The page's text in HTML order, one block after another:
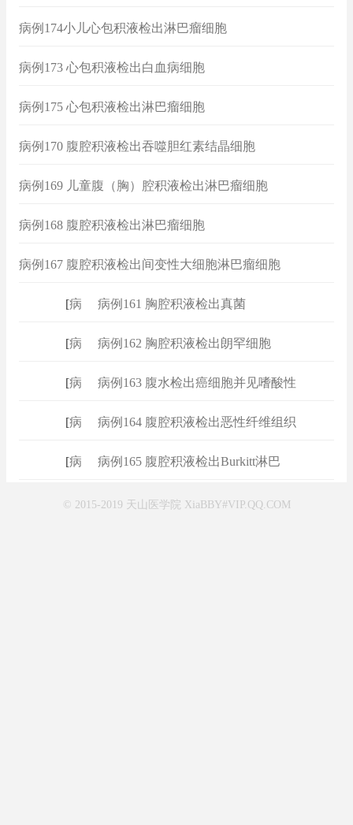
病例174小儿心包积液检出淋巴瘤细胞
病例173 心包积液检出白血病细胞
病例175 心包积液检出淋巴瘤细胞
病例170 腹腔积液检出吞噬胆红素结晶细胞
病例169 儿童腹（胸）腔积液检出淋巴瘤细胞
病例168 腹腔积液检出淋巴瘤细胞
病例167 腹腔积液检出间变性大细胞淋巴瘤细胞
病例 病例161 胸腔积液检出真菌
病例 病例162 胸腔积液检出朗罕细胞
病例 病例163 腹水检出癌细胞并见嗜酸性
病例 病例164 腹腔积液检出恶性纤维组织
病例 病例165 腹腔积液检出Burkitt淋巴
© 2015-2019 天山医学院 XiaBBY#VIP.QQ.COM